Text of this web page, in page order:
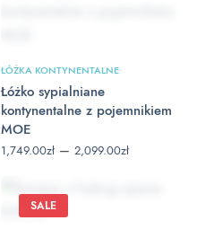
ŁÓŻKA KONTYNENTALNE
Łóżko sypialniane
kontynentalne z pojemnikiem
MOE
1,749.00zł – 2,099.00złZakres cen:
SALE